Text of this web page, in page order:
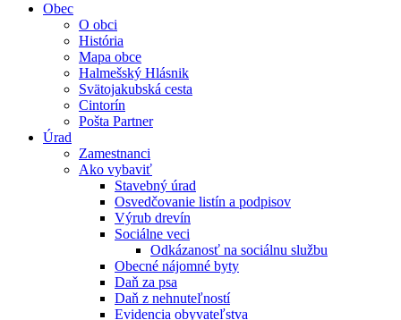
Obec
O obci
História
Mapa obce
Halmešský Hlásnik
Svätojakubská cesta
Cintorín
Pošta Partner
Úrad
Zamestnanci
Ako vybaviť
Stavebný úrad
Osvedčovanie listín a podpisov
Výrub drevín
Sociálne veci
Odkázanosť na sociálnu službu
Obecné nájomné byty
Daň za psa
Daň z nehnuteľností
Evidencia obyvateľstva